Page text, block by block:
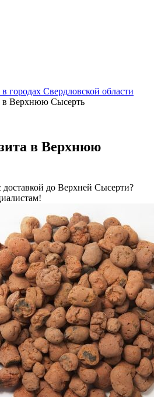
городах Свердловской области
в Верхнюю Сысерть
в Верхнюю
доставкой до Верхней Сысерти?